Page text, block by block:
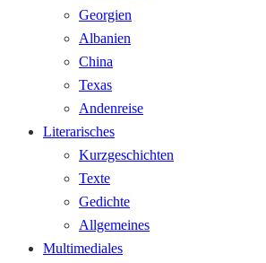
Georgien
Albanien
China
Texas
Andenreise
Literarisches
Kurzgeschichten
Texte
Gedichte
Allgemeines
Multimediales